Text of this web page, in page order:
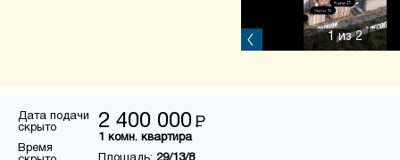
1 из 2
Дата подачи
скрыто
Время
2 400 000 Р
1 комн. квартира